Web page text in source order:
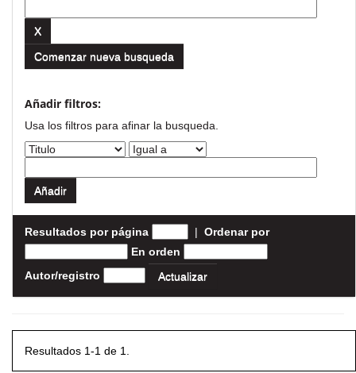
Comenzar nueva busqueda
Añadir filtros:
Usa los filtros para afinar la busqueda.
Resultados por página | Ordenar por
En orden
Autor/registro
Resultados 1-1 de 1.